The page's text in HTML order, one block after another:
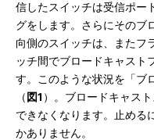
信したスイッチは受信ポー
グをします。さらにそのブ
向側のスイッチは、またフ
ッチ間でブロードキャスト
す。このような状況を「ブ
（ 図1 ）。ブロードキャス
できなくなります。止める
かありません。